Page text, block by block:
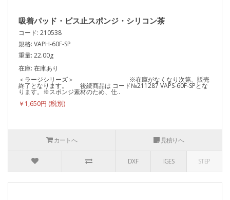
吸着パッド・ビス止スポンジ・シリコン茶
コード: 210538
規格: VAPH-60F-SP
重量: 22.00g
在庫: 在庫あり
＜ラージシリーズ＞ ※在庫がなくなり次第、販売
終了となります。 後続商品は コード№211287 VAPS-60F-SPとな
ります。※スポンジ素材のため、仕..
￥1,650円
カートへ 見積りへ
DXF IGES STEP